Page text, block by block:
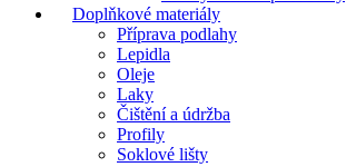
Doplňkové materiály
Příprava podlahy
Lepidla
Oleje
Laky
Čištění a údržba
Profily
Soklové lišty